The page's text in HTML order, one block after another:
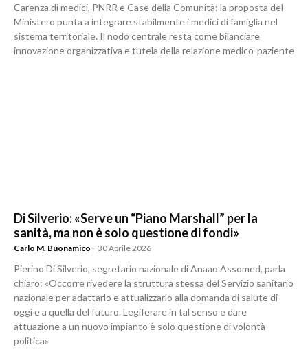
Carenza di medici, PNRR e Case della Comunità: la proposta del
Ministero punta a integrare stabilmente i medici di famiglia nel
sistema territoriale. Il nodo centrale resta come bilanciare
innovazione organizzativa e tutela della relazione medico-paziente
Di Silverio: «Serve un “Piano Marshall” per la
sanità, ma non è solo questione di fondi»
Carlo M. Buonamico - 30 Aprile 2026
Pierino Di Silverio, segretario nazionale di Anaao Assomed, parla
chiaro: «Occorre rivedere la struttura stessa del Servizio sanitario
nazionale per adattarlo e attualizzarlo alla domanda di salute di
oggi e a quella del futuro. Legiferare in tal senso e dare
attuazione a un nuovo impianto è solo questione di volontà
politica»